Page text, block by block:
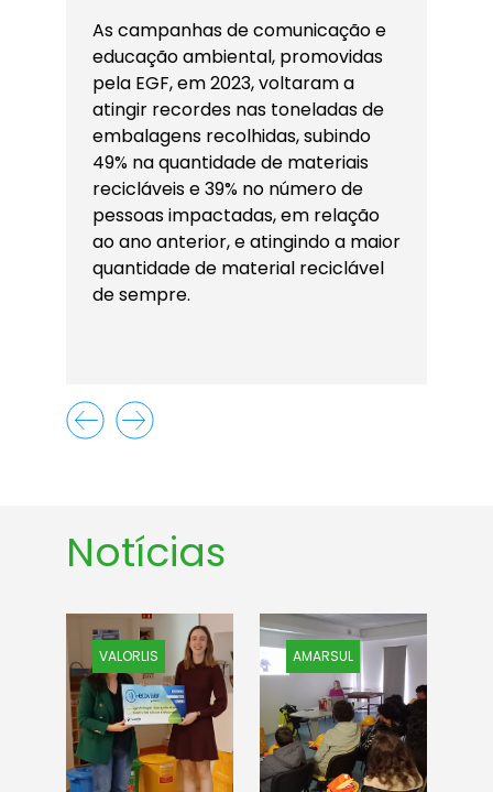
As campanhas de comunicação e
educação ambiental, promovidas
pela EGF, em 2023, voltaram a
atingir recordes nas toneladas de
embalagens recolhidas, subindo
49% na quantidade de materiais
recicláveis e 39% no número de
pessoas impactadas, em relação
ao ano anterior, e atingindo a maior
quantidade de material reciclável
de sempre.
Notícias
VALORLIS AMARSUL